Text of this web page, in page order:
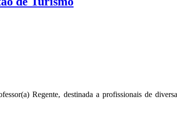
Regente, destinada a profissionais de